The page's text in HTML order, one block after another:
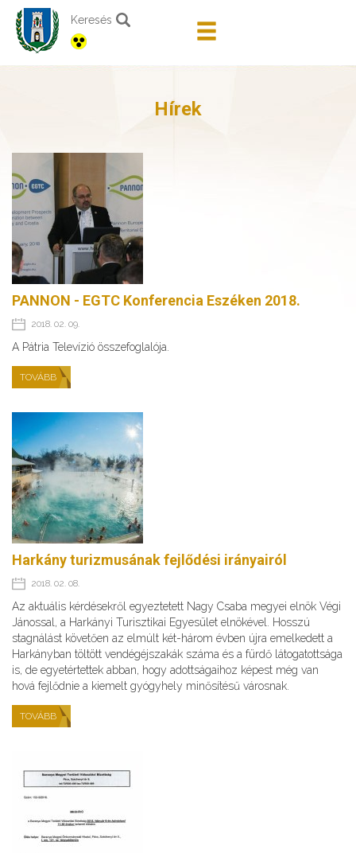
Keresés
Hírek
PANNON - EGTC Konferencia Eszéken 2018.
2018. 02. 09.
A Pátria Televízió összefoglalója.
TOVÁBB
Harkány turizmusának fejlődési irányairól
2018. 02. 08.
Az aktuális kérdésekről egyeztetett Nagy Csaba megyei elnök Végi
Jánossal, a Harkányi Turisztikai Egyesület elnökével. Hosszú
stagnálást követően az elmúlt két-három évben újra emelkedett a
Harkányban töltött vendégéjszakák száma és a fürdő látogatottsága
is, de egyetértettek abban, hogy adottságaihoz képest még van
hová fejlődnie a kiemelt gyógyhely minősítésű városnak.
TOVÁBB